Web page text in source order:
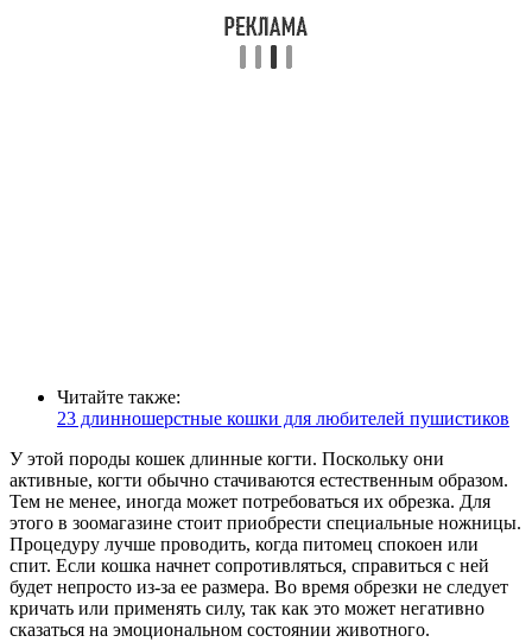
Читайте также:
23 длинношерстные кошки для любителей пушистиков
У этой породы кошек длинные когти. Поскольку они
активные, когти обычно стачиваются естественным образом.
Тем не менее, иногда может потребоваться их обрезка. Для
этого в зоомагазине стоит приобрести специальные ножницы.
Процедуру лучше проводить, когда питомец спокоен или
спит. Если кошка начнет сопротивляться, справиться с ней
будет непросто из-за ее размера. Во время обрезки не следует
кричать или применять силу, так как это может негативно
сказаться на эмоциональном состоянии животного.